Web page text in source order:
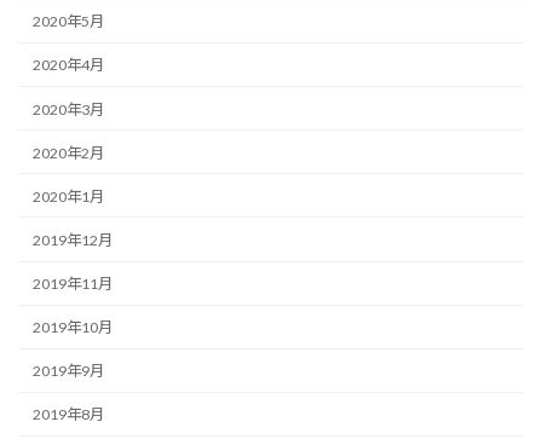
2020年5月
2020年4月
2020年3月
2020年2月
2020年1月
2019年12月
2019年11月
2019年10月
2019年9月
2019年8月